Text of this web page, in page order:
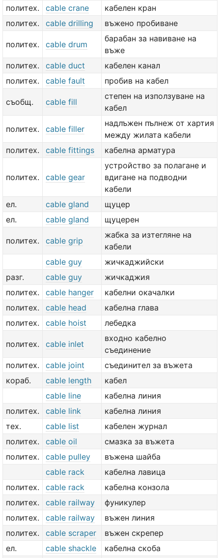
политех. cable crane
кабелен кран
политех.
cable drilling въжено пробиване
политех. cable drum
барабан за навиване на
въже
политех.
cable duct
кабелен канал
политех.
cable fault пробив на кабел
съобщ. cable fill
степен на използуване на
кабел
политех. cable filler
надлъжен пълнеж от хартия
между жилата кабели
политех.
cable fittings кабелна арматура
политех. cable gear
устройство за полагане и
вдигане на подводни
кабели
ел.
cable gland
щуцер
ел.
cable gland щуцерен
политех. cable grip
жабка за изтегляне на
кабели
cable guy
жичкаджийски
разг.
cable guy
жичкаджия
политех.
cable hanger
кабелни окачалки
политех.
cable head
кабелна глава
политех.
cable hoist лебедка
политех. cable inlet
входно кабелно
съединение
политех.
cable joint
съединител за въжета
кораб.
cable length
кабел
cable line
кабелна линия
политех.
cable link
кабелна линия
тех.
cable list
кабелен журнал
политех.
cable oil
смазка за въжета
политех.
cable pulley
въжена шайба
cable rack
кабелна лавица
политех.
cable rack
кабелна конзола
политех.
cable railway
фуникулер
политех.
cable railway
въжен линия
политех.
cable scraper
въжен скрепер
ел.
cable shackle
кабелна скоба